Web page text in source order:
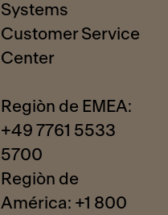
Systems
Customer Service
Center
Regiòn de EMEA:
+49 7761 5533
5700
Regiòn de
América: +1 800